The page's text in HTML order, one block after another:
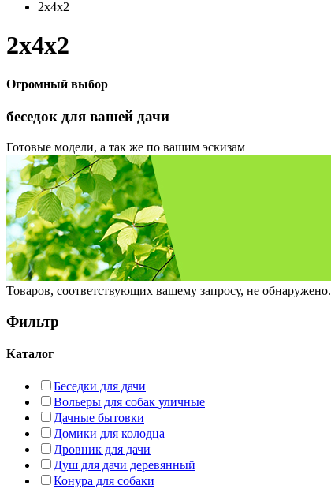
2х4х2
2х4х2
Огромный выбор
беседок для вашей дачи
Готовые модели, а так же по вашим эскизам
Товаров, соответствующих вашему запросу, не обнаружено.
Фильтр
Каталог
Беседки для дачи
Вольеры для собак уличные
Дачные бытовки
Домики для колодца
Дровник для дачи
Душ для дачи деревянный
Конура для собаки